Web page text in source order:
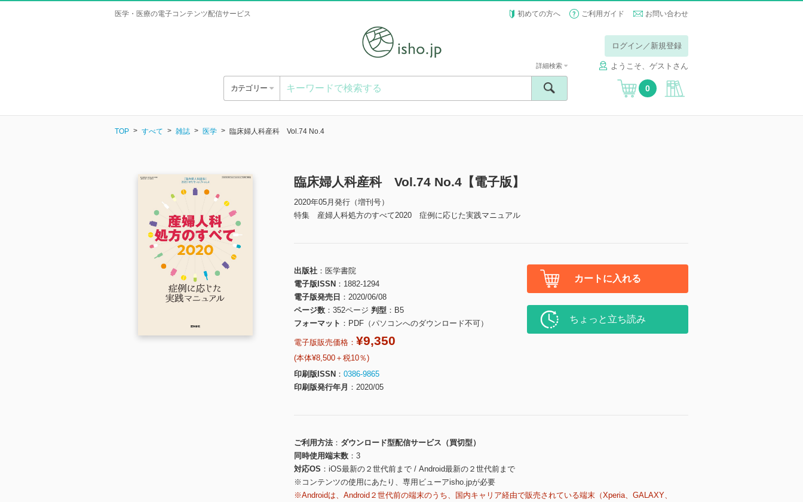
医学・医療の電子コンテンツ配信サービス 初めての方へ ご利用ガイド お問い合わせ
ログイン／新規登録
ようこそ、ゲストさん
カテゴリー
詳細検索
0
TOP すべて 雑誌 医学 臨床婦人科産科 Vol.74 No.4
臨床婦人科産科 Vol.74 No.4【電子版】
2020年05月発行（増刊号）
特集 産婦人科処方のすべて2020 症例に応じた実践マニュアル
出版社
医学書院
電子版ISSN
1882-1294
電子版発売日
2020/06/08
ページ数
352ページ 判型
B5
フォーマット
PDF（パソコンへのダウンロード不可）
電子版販売価格： ¥9,350
(本体¥8,500＋税10％)
印刷版ISSN
0386-9865
印刷版発行年月
2020/05
カートに入れる
ちょっと立ち読み
ご利用方法
ダウンロード型配信サービス（買切型）
同時使用端末数
3
対応OS
iOS最新の２世代前まで / Android最新の２世代前まで
※コンテンツの使用にあたり、専用ビューアisho.jpが必要
※Androidは、Android２世代前の端末のうち、国内キャリア経由で販売されている端末（Xperia、GALAXY、